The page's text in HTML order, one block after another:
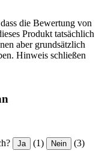
die Bewertung von
Produkt tatsächlich
aber grundsätzlich
Hinweis schließen
Ja (1) Nein (3)